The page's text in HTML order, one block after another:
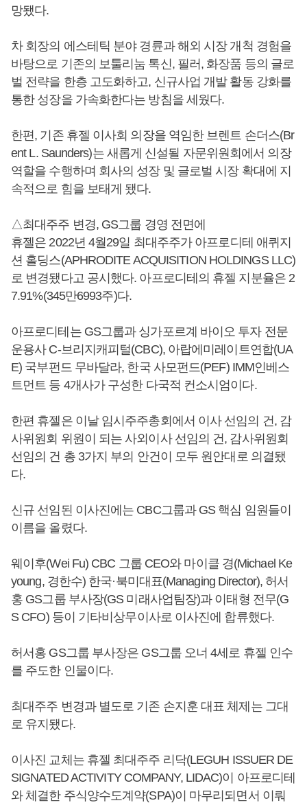
망됐다.
차 회장의 에스테틱 분야 경륜과 해외 시장 개척 경험을
바탕으로 기존의 보툴리눔 톡신, 필러, 화장품 등의 글로
벌 전략을 한층 고도화하고, 신규사업 개발 활동 강화를
통한 성장을 가속화한다는 방침을 세웠다.
한편, 기존 휴젤 이사회 의장을 역임한 브렌트 손더스(Br
ent L. Saunders)는 새롭게 신설될 자문위원회에서 의장
역할을 수행하며 회사의 성장 및 글로벌 시장 확대에 지
속적으로 힘을 보태게 됐다.
△최대주주 변경, GS그룹 경영 전면에
휴젤은 2022년 4월29일 최대주주가 아프로디테 애퀴지
션 홀딩스(APHRODITE ACQUISITION HOLDINGS LLC)
로 변경됐다고 공시했다. 아프로디테의 휴젤 지분율은 2
7.91%(345만6993주)다.
아프로디테는 GS그룹과 싱가포르계 바이오 투자 전문
운용사 C-브리지캐피털(CBC), 아랍에미레이트연합(UA
E) 국부펀드 무바달라, 한국 사모펀드(PEF) IMM인베스
트먼트 등 4개사가 구성한 다국적 컨소시엄이다.
한편 휴젤은 이날 임시주주총회에서 이사 선임의 건, 감
사위원회 위원이 되는 사외이사 선임의 건, 감사위원회
선임의 건 총 3가지 부의 안건이 모두 원안대로 의결됐
다.
신규 선임된 이사진에는 CBC그룹과 GS 핵심 임원들이
이름을 올렸다.
웨이후(Wei Fu) CBC 그룹 CEO와 마이클 경(Michael Ke
young, 경한수) 한국·북미대표(Managing Director), 허서
홍 GS그룹 부사장(GS 미래사업팀장)과 이태형 전무(G
S CFO) 등이 기타비상무이사로 이사진에 합류했다.
허서홍 GS그룹 부사장은 GS그룹 오너 4세로 휴젤 인수
를 주도한 인물이다.
최대주주 변경과 별도로 기존 손지훈 대표 체제는 그대
로 유지됐다.
이사진 교체는 휴젤 최대주주 리닥(LEGUH ISSUER DE
SIGNATED ACTIVITY COMPANY, LIDAC)이 아프로디테
와 체결한 주식양수도계약(SPA)이 마무리되면서 이뤄